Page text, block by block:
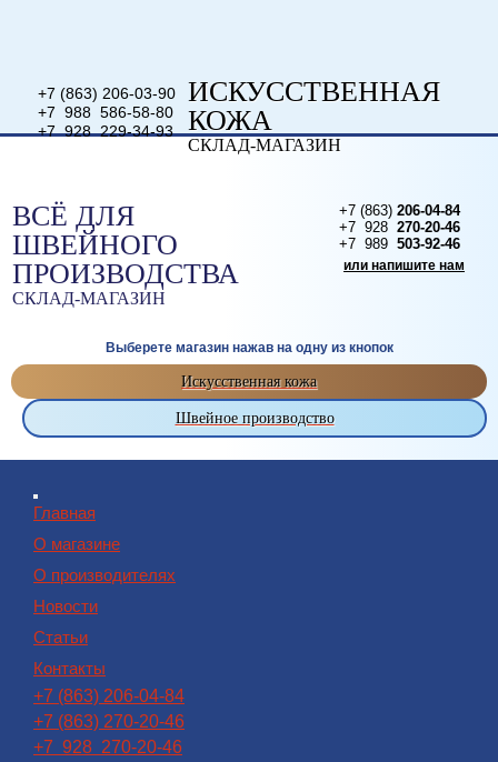
+7 (863) 206-03-90
+7 988 586-58-80
+7 928 229-34-93
ИСКУССТВЕННАЯ
КОЖА
СКЛАД-МАГАЗИН
ВСЁ ДЛЯ
ШВЕЙНОГО
ПРОИЗВОДСТВА
СКЛАД-МАГАЗИН
+7 (863) 206-04-84
+7 928 270-20-46
+7 989 503-92-46
или напишите нам
Выберете магазин нажав на одну из кнопок
Искусственная кожа
Швейное производство
Главная
О магазине
О производителях
Новости
Статьи
Контакты
+7 (863) 206-04-84
+7 (863) 270-20-46
+7 928 270-20-46